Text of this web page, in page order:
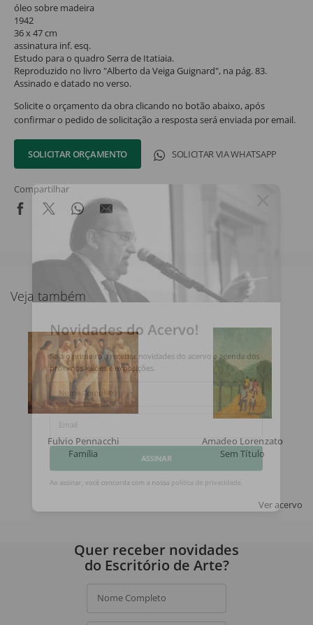
óleo sobre madeira
1942
36 x 47 cm
assinatura inf. esq.
Estudo para o quadro Serra de Itatiaia.
Reproduzido no livro "Alberto da Veiga Guignard", na pág. 83.
Assinado e datado no verso.
Solicite o orçamento da obra clicando no botão abaixo, após
confirmar o pedido de solicitação a resposta será enviada por email.
SOLICITAR ORÇAMENTO SOLICITAR VIA WHATSAPP
Compartilhar
Veja também
Fulvio Pennacchi
Família
Amadeo Lorenzato
Sem Título
Ver acervo
Novidades do Acervo!
Seja o primeiro a receber novidades do acervo e agenda dos
próximos leilões e exposições.
Nome Completo
Email
Quer receber novidades
do Escritório de Arte?
Nome Completo